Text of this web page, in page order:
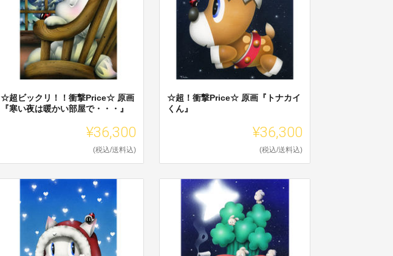
☆超ビックリ！！衝撃Price☆ 原画
『寒い夜は暖かい部屋で・・・』
¥36,300
(税込/送料込)
☆超！衝撃Price☆ 原画『トナカイ
くん』
¥36,300
(税込/送料込)